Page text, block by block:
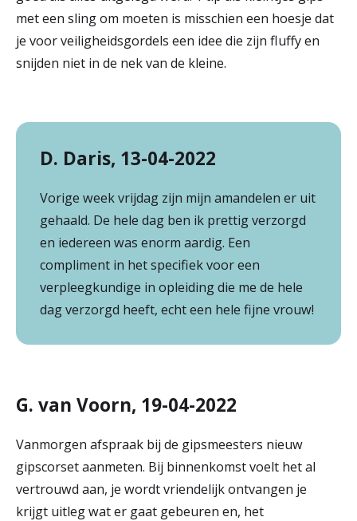
met een sling om moeten is misschien een hoesje dat
je voor veiligheidsgordels een idee die zijn fluffy en
snijden niet in de nek van de kleine.
D. Daris, 13-04-2022
Vorige week vrijdag zijn mijn amandelen er uit
gehaald. De hele dag ben ik prettig verzorgd
en iedereen was enorm aardig. Een
compliment in het specifiek voor een
verpleegkundige in opleiding die me de hele
dag verzorgd heeft, echt een hele fijne vrouw!
G. van Voorn, 19-04-2022
Vanmorgen afspraak bij de gipsmeesters nieuw
gipscorset aanmeten. Bij binnenkomst voelt het al
vertrouwd aan, je wordt vriendelijk ontvangen je
krijgt uitleg wat er gaat gebeuren en, het